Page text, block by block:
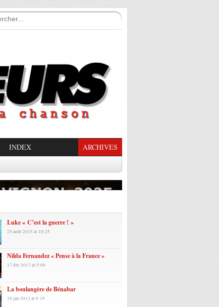
INDEX ARCHIVES
Luke « C’est la guerre ! »
25 août 2015 at 10:25
Nilda Fernandez « Pense à la France »
17 déc 2017 at 5:00
La boulangère de Bénabar
18 jan 2012 at 8:19